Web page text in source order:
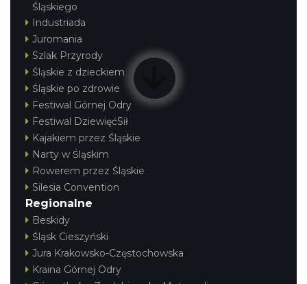
Śląskiego
Industriada
Juromania
Szlak Przyrody
Śląskie z dzieckiem
Śląskie po zdrowie
Festiwal Górnej Odry
Festiwal DziewięćSił
Kajakiem przez Śląskie
Narty w Śląskim
Rowerem przez Śląskie
Silesia Convention
Regionalne
Beskidy
Śląsk Cieszyński
Jura Krakowsko-Częstochowska
Kraina Górnej Odry